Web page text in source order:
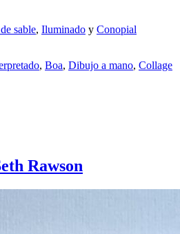
sable, Iluminado y Conopial
, Boa, Dibujo a mano, Collage
Rawson